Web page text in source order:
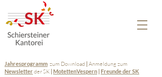
Jahresprogramm zum Download |Anmeldung zum
Newsletterder SK |MotettenVespern |Freunde der SK